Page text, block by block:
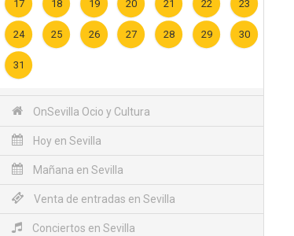
17 18 19 20 21 22 23
24 25 26 27 28 29 30
31
OnSevilla Ocio y Cultura
Hoy en Sevilla
Mañana en Sevilla
Venta de entradas en Sevilla
Conciertos en Sevilla